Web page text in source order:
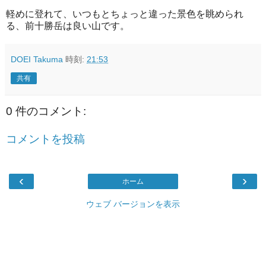
軽めに登れて、いつもとちょっと違った景色を眺められ
る、前十勝岳は良い山です。
DOEI Takuma 時刻: 21:53
共有
0 件のコメント:
コメントを投稿
‹ ›
ホーム
ウェブ バージョンを表示